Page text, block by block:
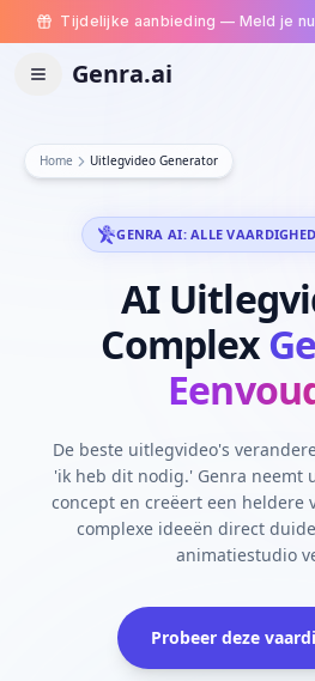
Tijdelijke aanbieding — Meld je
Genra.ai
Home Uitlegvideo Generator
GENRA AI: ALLE
AI
Complex
De beste uitlegvideo's
'ik heb dit nodig.' Genra neemt
concept en creëert een heldere
complexe ideeën direct
animatiestudio
Probeer deze